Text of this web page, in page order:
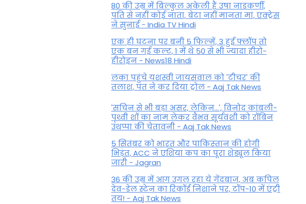
80 की उम्र में बिल्कुल अकेली हैं उषा नाडकर्णी,
पति से नहीं कोई नाता, बेटा नहीं मानता मां, एक्ट्रेस
ने सुनाई - India TV Hindi
एक ही घटना पर बनी 5 फिल्में, 3 हुईं फ्लॉप तो
एक बन गई कल्ट, 1 में थे 50 से भी ज्यादा हीरो-
हीरोइन - News18 Hindi
लंका पहुंचे यशस्वी जायसवाल को 'टीचर' की
तलाश, पंत ने कर द‍िया ट्रोल - Aaj Tak News
'सचिन से भी बड़ा असर, लेकिन...', व‍िनोद कांबली-
पृथ्वी शॉ का नाम लेकर वैभव सूर्यवंशी को रॉबिन
उथप्पा की चेतावनी - Aaj Tak News
5 सितंबर को भारत और पाकिस्‍तान की होगी
भिड़ंत, ACC ने एशिया कप का पूरा शेड्यूल किया
जारी - Jagran
36 की उम्र में आग उगल रहा ये गेंदबाज, अब कपिल
देव-डेल स्टेन का रिकॉर्ड निशाने पर, टॉप-10 में एंट्री
तय! - Aaj Tak News